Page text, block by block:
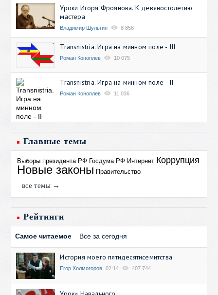
Уроки Игоря Фроянова. К девяностолетию
мастера
Владимир Шульгин 8 858
Transnistria. Игра на минном поле - III
Роман Коноплев 10 075
Transnistria. Игра на минном поле - II
Роман Коноплев 11 036
Главные темы
Выборы президента РФ Госдума РФ Интернет Коррупция
Новые законы Правительство
все темы →
Рейтинги
Самое читаемое Все за сегодня
История моего пятидесятисемитства
Егор Холмогоров 02:14 407 744